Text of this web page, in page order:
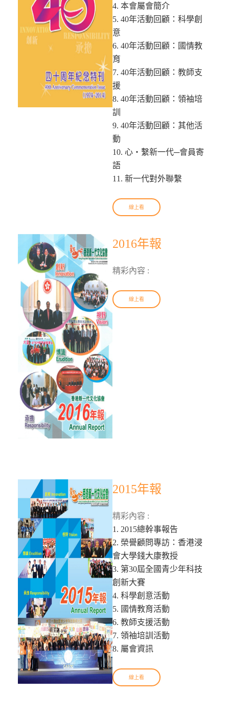
4. 本會屬會簡介
5. 40年活動回顧：科學創
意
6. 40年活動回顧：國情教
育
7. 40年活動回顧：教師支
援
8. 40年活動回顧：領袖培
訓
9. 40年活動回顧：其他活
動
10. 心‧繫新一代─會員寄
語
11. 新一代對外聯繫
線上看
2016年報
精彩內容 :
線上看
2015年報
精彩內容 :
1. 2015總幹事報告
2. 榮譽顧問專訪：香港浸
會大學錢大康教授
3. 第30屆全國青少年科技
創新大賽
4. 科學創意活動
5. 國情教育活動
6. 教師支援活動
7. 領袖培訓活動
8. 屬會資訊
線上看